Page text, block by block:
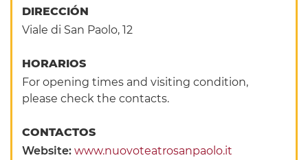
DIRECCIÓN
Viale di San Paolo, 12
HORARIOS
For opening times and visiting condition,
please check the contacts.
CONTACTOS
Website:www.nuovoteatrosanpaolo.it